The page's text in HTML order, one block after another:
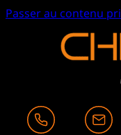
Passer au contenu